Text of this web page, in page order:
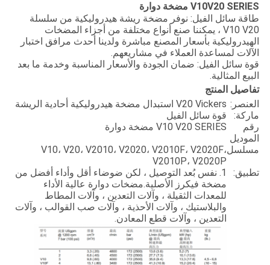
V10V20 SERIES مضخة دوارة
طاقة سائل الفيل: نوفر مضخة ريشة هيدروليكية من سلسلة
V10 V20 ، يمكننا صنع أنواع مختلفة من أجزاء المضخات
الهيدروليكية بأسعار المصنع مباشرة ولدينا أحدث مرافق اختبار
الآلات لمساعدة العملاء في مشاريعهم.
قوة سائل الفيل: ضمان الجودة والأسعار المناسبة وخدمة ما بعد
البيع المثالية.
تفاصيل المنتج
العنصر: V20 Vickers استبدال مضخة هيدروليكية أحادية الريشة
ماركة:
قوة سائل الفيل
رقم
الموديل
V10 V20 SERIES مضخة دوارة
مسلسلV10، V20، V2010، V2020، V2010F، V2020F،
V2010P، V2020P
تطبيق:
1. نفس بُعد التوصيل ، لكن ضوضاء أقل وأداء أفضل من
مضخة فيكرز الأصلية.مضخات دوارة عالية الأداء
للمعدات الثقيلة ، وآلات التعدين ، وآلات المطاط
والبلاستيك ، وآلات الأحذية ، وآلات صب القوالب ، وآلات
التعدين ، وآلات قطع المعادن.